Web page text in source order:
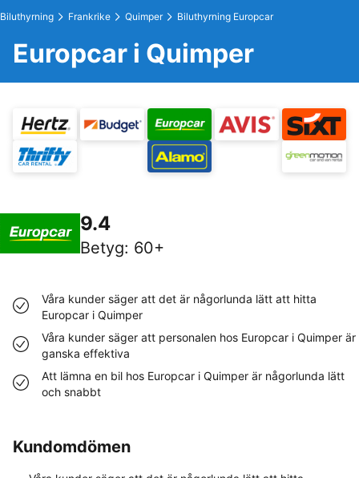
Biluthyrning Frankrike Quimper Biluthyrning Europcar
Europcar i Quimper
9.4
Betyg: 60+
Våra kunder säger att det är någorlunda lätt att hitta
Europcar i Quimper
Våra kunder säger att personalen hos Europcar i Quimper är
ganska effektiva
Att lämna en bil hos Europcar i Quimper är någorlunda lätt
och snabbt
Kundomdömen